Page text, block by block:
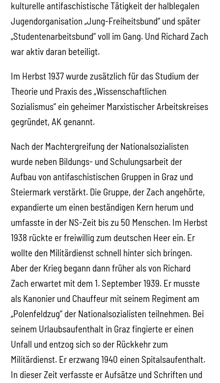
kulturelle antifaschistische Tätigkeit der halblegalen
Jugendorganisation „Jung-Freiheitsbund“ und später
„Studentenarbeitsbund“ voll im Gang. Und Richard Zach
war aktiv daran beteiligt.
Im Herbst 1937 wurde zusätzlich für das Studium der
Theorie und Praxis des „Wissenschaftlichen
Sozialismus“ ein geheimer Marxistischer Arbeitskreises
gegründet, AK genannt.
Nach der Machtergreifung der Nationalsozialisten
wurde neben Bildungs- und Schulungsarbeit der
Aufbau von antifaschistischen Gruppen in Graz und
Steiermark verstärkt. Die Gruppe, der Zach angehörte,
expandierte um einen beständigen Kern herum und
umfasste in der NS-Zeit bis zu 50 Menschen. Im Herbst
1938 rückte er freiwillig zum deutschen Heer ein. Er
wollte den Militärdienst schnell hinter sich bringen.
Aber der Krieg begann dann früher als von Richard
Zach erwartet mit dem 1. September 1939. Er musste
als Kanonier und Chauffeur mit seinem Regiment am
„Polenfeldzug“ der Nationalsozialisten teilnehmen. Bei
seinem Urlaubsaufenthalt in Graz fingierte er einen
Unfall und entzog sich so der Rückkehr zum
Militärdienst. Er erzwang 1940 einen Spitalsaufenthalt.
In dieser Zeit verfasste er Aufsätze und Schriften und